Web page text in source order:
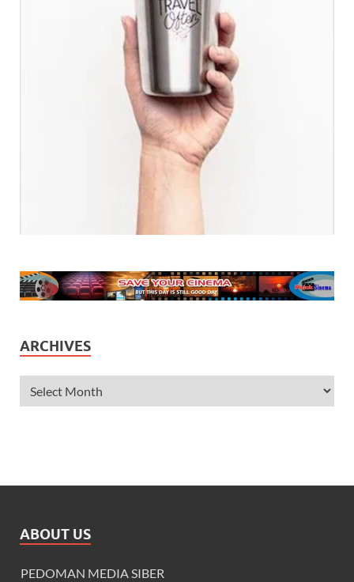
ARCHIVES
ABOUT US
PEDOMAN MEDIA SIBER